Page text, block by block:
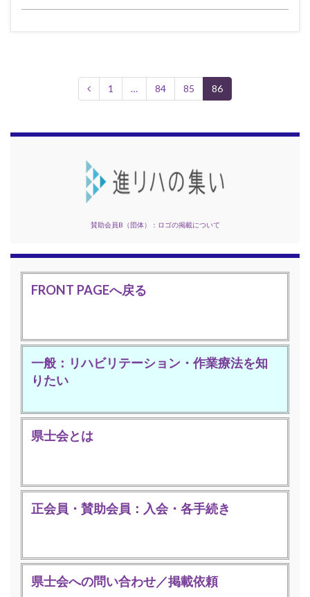
1 … 84 85 86
賛助会員B（団体）：ロゴの掲載について
FRONT PAGEへ戻る
一般：リハビリテーション・作業療法を知
りたい
県士会とは
正会員・賛助会員：入会・各手続き
県士会への問い合わせ／掲載依頼